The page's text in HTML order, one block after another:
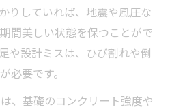
りしていれば、地震や風圧な
間美しい状態を保つことがで
や設計ミスは、ひび割れや倒
必要です。
、基礎のコンクリート強度や